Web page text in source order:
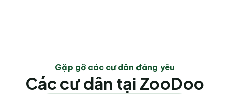
Gặp gỡ các cư dân đáng yêu
Các cư dân tại ZooDoo